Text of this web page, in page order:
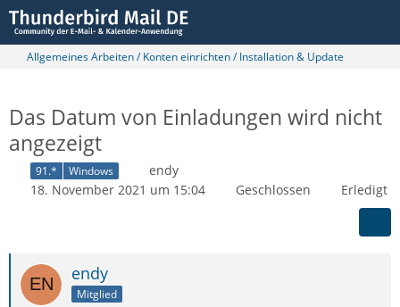
Allgemeines Arbeiten / Konten einrichten / Installation & Update
Das Datum von Einladungen wird nicht
angezeigt
91.* Windows
endy
18. November 2021 um 15:04
Geschlossen Erledigt
endy
Mitglied